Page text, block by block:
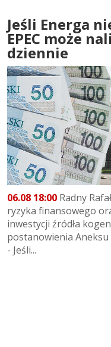
Jeśli Energa
EPEC może
dziennie
06.08 18:00 Radny
ryzyka finansowego
inwestycji źródła
postanowienia Aneksu
- Jeśli...